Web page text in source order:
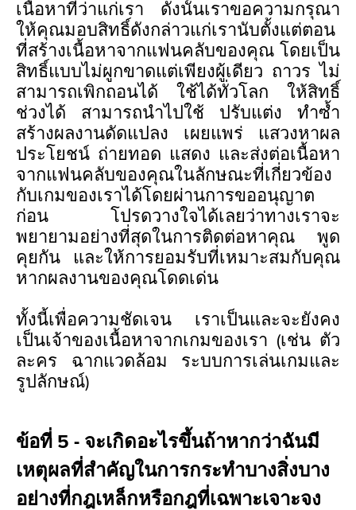
เนื้อหาที่ว่าแก่เรา ดังนั้นเราขอความกรุณา
ให้คุณมอบสิทธิ์ดังกล่าวแก่เรานับตั้งแต่ตอน
ที่สร้างเนื้อหาจากแฟนคลับของคุณ โดยเป็น
สิทธิ์แบบไม่ผูกขาดแต่เพียงผู้เดียว ถาวร ไม่
สามารถเพิกถอนได้ ใช้ได้ทั่วโลก ให้สิทธิ์
ช่วงได้ สามารถนำไปใช้ ปรับแต่ง ทำซ้ำ
สร้างผลงานดัดแปลง เผยแพร่ แสวงหาผล
ประโยชน์ ถ่ายทอด แสดง และส่งต่อเนื้อหา
จากแฟนคลับของคุณในลักษณะที่เกี่ยวข้อง
กับเกมของเราได้โดยผ่านการขออนุญาต
ก่อน โปรดวางใจได้เลยว่าทางเราจะ
พยายามอย่างที่สุดในการติดต่อหาคุณ พูด
คุยกัน และให้การยอมรับที่เหมาะสมกับคุณ
หากผลงานของคุณโดดเด่น
ทั้งนี้เพื่อความชัดเจน เราเป็นและจะยังคง
เป็นเจ้าของเนื้อหาจากเกมของเรา (เช่น ตัว
ละคร ฉากแวดล้อม ระบบการเล่นเกมและ
รูปลักษณ์)
ข้อที่ 5 - จะเกิดอะไรขึ้นถ้าหากว่าฉันมี
เหตุผลที่สำคัญในการกระทำบางสิ่งบาง
อย่างที่กฎเหล็กหรือกฎที่เฉพาะเจาะจง